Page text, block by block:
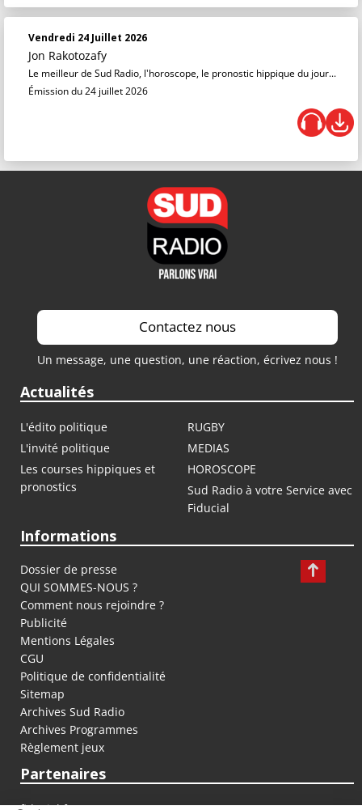
Vendredi 24 Juillet 2026
Jon Rakotozafy
Le meilleur de Sud Radio, l'horoscope, le pronostic hippique du jour...
Émission du 24 juillet 2026
Contactez nous
Un message, une question, une réaction, écrivez nous !
Actualités
L'édito politique
RUGBY
L'invité politique
MEDIAS
Les courses hippiques et
pronostics
HOROSCOPE
Sud Radio à votre Service avec
Fiducial
Informations
Dossier de presse
QUI SOMMES-NOUS ?
Comment nous rejoindre ?
Publicité
Mentions Légales
CGU
Politique de confidentialité
Sitemap
Archives Sud Radio
Archives Programmes
Règlement jeux
Partenaires